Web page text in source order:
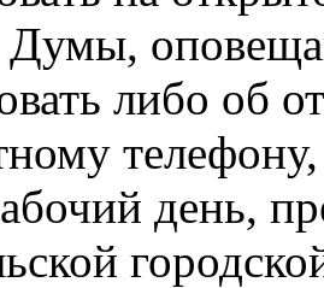
Думы,
либо об
день,